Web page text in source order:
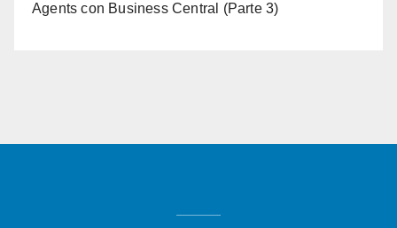
Agents con Business Central (Parte 3)